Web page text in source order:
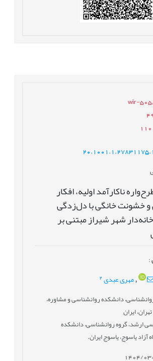
ناکارآمد اولیه، افکار
خشونت خانگی با دل‌زدگی
شهر شیراز مبتنی بر
,مهری عبدی 2
دانشکده روانشناسی و مشاوره،
ایران
ارشد، گروه روانشناسی، دانشکده
یاسوج، یاسوج ایران.